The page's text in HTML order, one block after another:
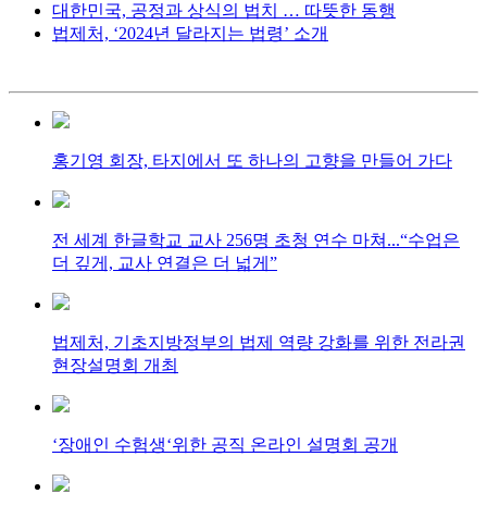
대한민국, 공정과 상식의 법치 … 따뜻한 동행
법제처, ‘2024년 달라지는 법령’ 소개
홍기영 회장, 타지에서 또 하나의 고향을 만들어 가다
전 세계 한글학교 교사 256명 초청 연수 마쳐...“수업은
더 깊게, 교사 연결은 더 넓게”
법제처, 기초지방정부의 법제 역량 강화를 위한 전라권
현장설명회 개최
‘장애인 수험생‘위한 공직 온라인 설명회 공개